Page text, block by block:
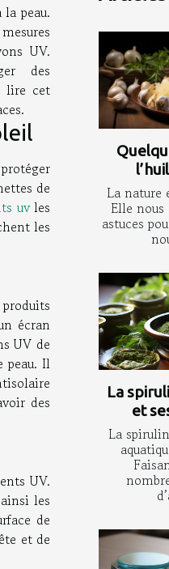
peau.
UV.
des
lire cet
de
uvles
les
écran
UV de
peau. Il
des
UV.
les
de
et de
La nature
Elle nous
astuces
La
et
La